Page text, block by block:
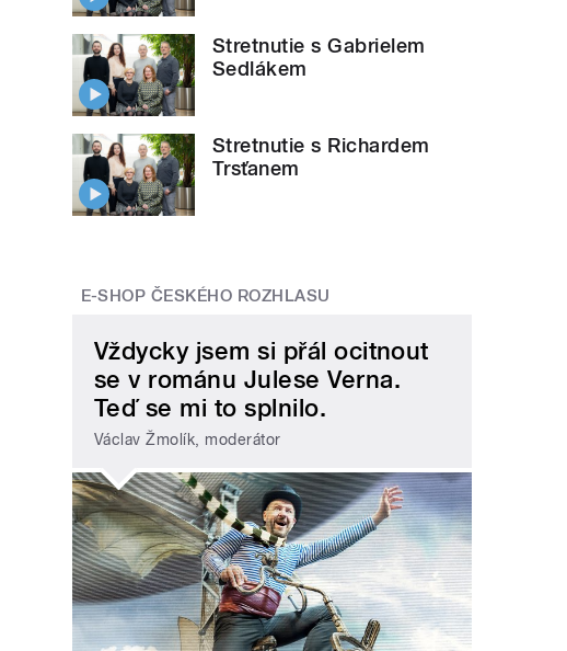
Stretnutie s Gabrielem
Sedlákem
Stretnutie s Richardem
Trsťanem
E-SHOP ČESKÉHO ROZHLASU
Vždycky jsem si přál ocitnout
se v románu Julese Verna.
Teď se mi to splnilo.
Václav Žmolík, moderátor